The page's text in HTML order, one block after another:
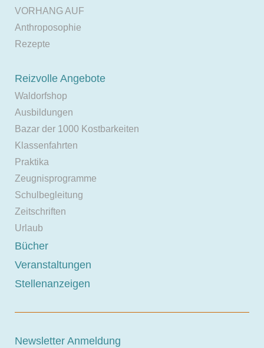
VORHANG AUF
Anthroposophie
Rezepte
Reizvolle Angebote
Waldorfshop
Ausbildungen
Bazar der 1000 Kostbarkeiten
Klassenfahrten
Praktika
Zeugnisprogramme
Schulbegleitung
Zeitschriften
Urlaub
Bücher
Veranstaltungen
Stellenanzeigen
Newsletter Anmeldung